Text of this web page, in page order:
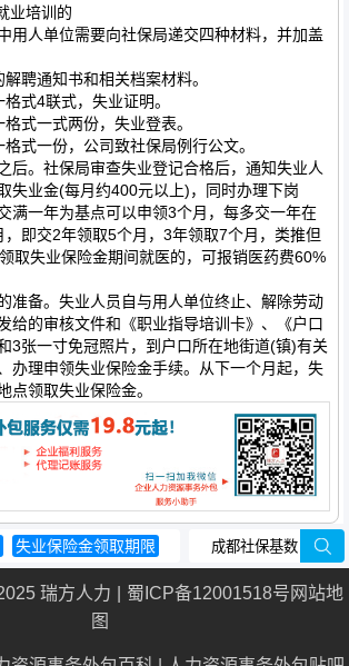
培训的
人单位需要向社保局递交四种材料，并加盖
通知书和相关档案材料。
4联式，失业证明。
一式两份，失业登表。
一份，公司致社保局例行公文。
。社保局审查失业登记合格后，通知失业人
失业金(每月约400元以上)，同时办理下岗
满一年为基点可以申领3个月，每多交一年在
，即交2年领取5个月，3年领取7个月，类推但
取失业保险金期间就医的，可报销医药费60%
备。失业人员自与用人单位终止、解除劳动
给的审核文件和《职业指导培训卡》、《户口
3张一寸免冠照片，到户口所在地街道(镇)有关
办理申领失业保险金手续。从下一个月起，失
点领取失业保险金。
失业保险金领取期限
瑞方人力 蜀ICP备12001518号 网站地
图